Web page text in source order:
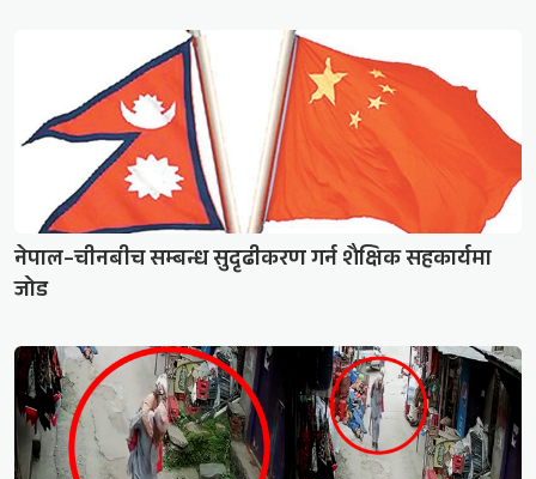
नेपाल–चीनबीच सम्बन्ध सुदृढीकरण गर्न शैक्षिक सहकार्यमा
जोड